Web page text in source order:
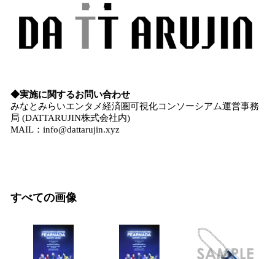
◆実施に関するお問い合わせ
みなとみらいエンタメ経済圏可視化コンソーシアム運営事務
局 (DATTARUJIN株式会社内)
MAIL：info@dattarujin.xyz
すべての画像